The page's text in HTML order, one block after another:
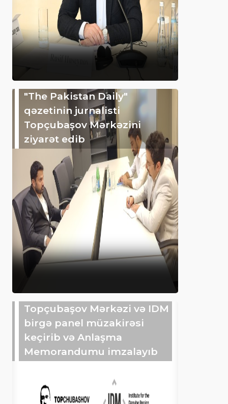
"The Pakistan Daily"
qəzetinin jurnalisti
Topçubaşov Mərkəzini
ziyarət edib
Topçubaşov Mərkəzi və IDM
birgə panel müzakirəsi
keçirib və Anlaşma
Memorandumu imzalayıb